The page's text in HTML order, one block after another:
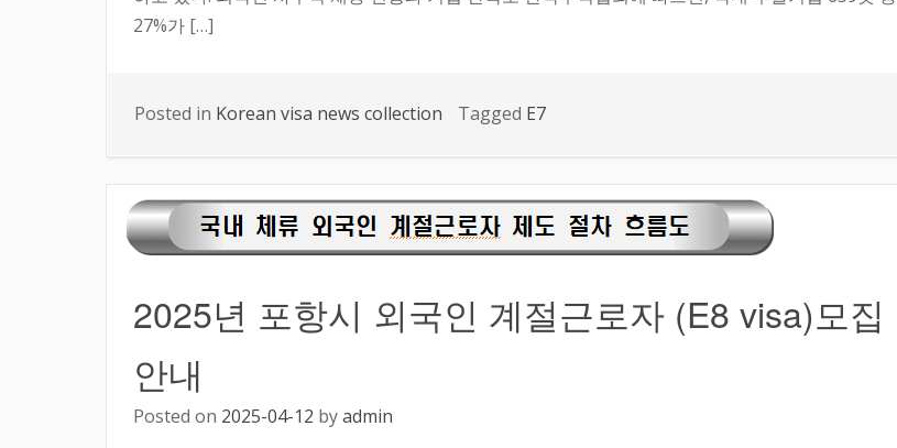
27%가 […]
Posted in Korean visa news collection Tagged E7
2025년 포항시 외국인 계절근로자 (E8 visa)모집
안내
Posted on 2025-04-12 byadmin